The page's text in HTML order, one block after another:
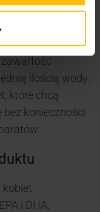
dnia
dzienną porcję
ilością wody.
które chcą
bez konieczności
i DHA,